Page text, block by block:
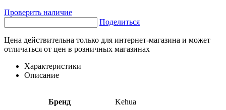
Проверить наличие
Поделиться
Цена действительна только для интернет-магазина и может
отличаться от цен в розничных магазинах
Характеристики
Описание
Бренд Kehua